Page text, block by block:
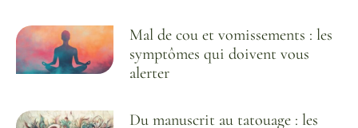
Mal de cou et vomissements : les
symptômes qui doivent vous
alerter
Du manuscrit au tatouage : les